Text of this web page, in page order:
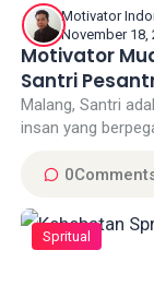
Motivator
November 18,
Motivator
Santri
Malang, Santri
insan yang
0
Spritual